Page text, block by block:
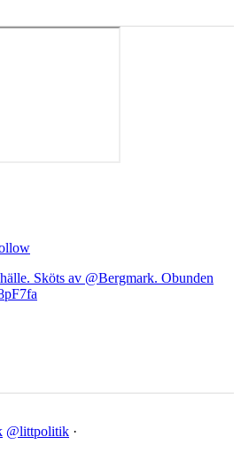
Sköts av @Bergmark. Obunden
@littpolitik ·